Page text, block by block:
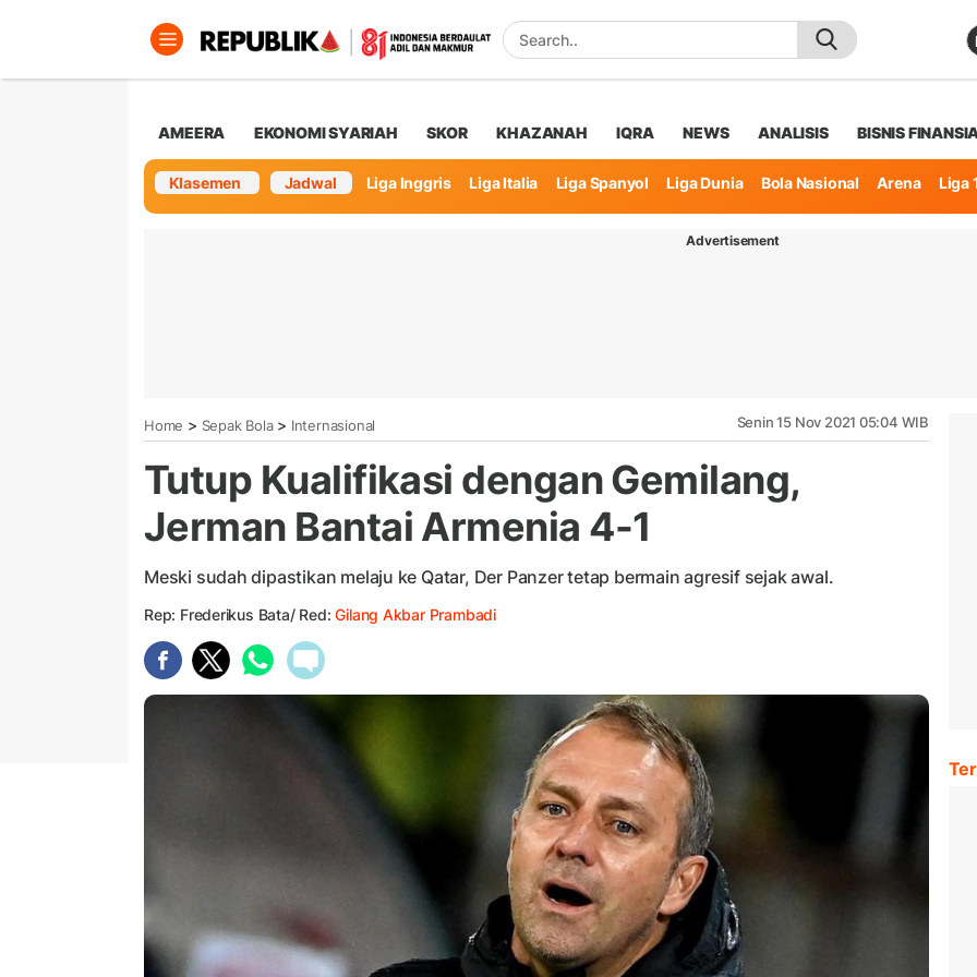
AMEERA EKONOMI SYARIAH SKOR KHAZANAH IQRA NEWS ANALISIS BISNIS
Klasemen Jadwal Liga Inggris Liga Italia Liga Spanyol Liga Dunia Bola Nasional Arena
Liga
Advertisement
Home > Sepak Bola> Internasional Senin 15 Nov 2021 05:04 WIB
Tutup Kualifikasi dengan Gemilang,
Jerman Bantai Armenia 4-1
Meski sudah dipastikan melaju ke Qatar, Der Panzer tetap bermain agresif sejak awal.
Rep: Frederikus Bata/ Red:Gilang Akbar Prambadi